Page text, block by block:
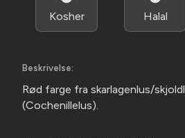
Kosher Halal
Beskrivelse:
Rød farge fra skarlagenlus/
(Cochenillelus).